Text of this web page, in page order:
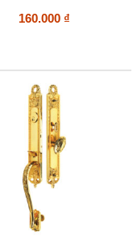
160.000 ₫